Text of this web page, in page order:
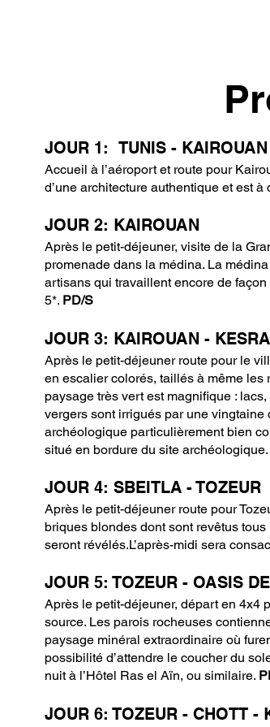
JOUR 1: TUNIS - KAIROUAN
Accueil à l’aéroport et route pour
d’une architecture authentique et est
JOUR 2: KAIROUAN
Après le petit-déjeuner, visite de la
promenade dans la médina. La
artisans qui travaillent encore de
5*. PD/S
JOUR 3: KAIROUAN -
Après le petit-déjeuner route pour le
en escalier colorés, taillés à même les
paysage très vert est magnifique :
vergers sont irrigués par une
archéologique particulièrement bien
situé en bordure du site archéologique.
JOUR 4: SBEITLA - TOZEUR
Après le petit-déjeuner route pour
briques blondes dont sont revêtus
seront révélés.L’après-midi sera
JOUR 5: TOZEUR - OASIS
Après le petit-déjeuner, départ en 4x4
source. Les parois rocheuses
paysage minéral extraordinaire où
possibilité d’attendre le coucher du
nuit à l’Hôtel Ras el Aïn, ou similaire.
JOUR 6: TOZEUR - CHOTT -